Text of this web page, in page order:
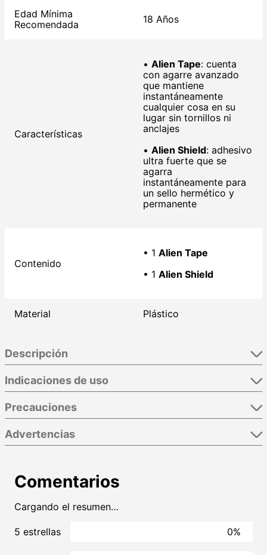
Edad Mínima
Recomendada
18 Años
Características
• Alien Tape: cuenta
con agarre avanzado
que mantiene
instantáneamente
cualquier cosa en su
lugar sin tornillos ni
anclajes
• Alien Shield: adhesivo
ultra fuerte que se
agarra
instantáneamente para
un sello hermético y
permanente
Contenido
• 1 Alien Tape
• 1 Alien Shield
Material Plástico
Descripción
Indicaciones de uso
Precauciones
Advertencias
Comentarios
Cargando el resumen…
5 estrellas 0%